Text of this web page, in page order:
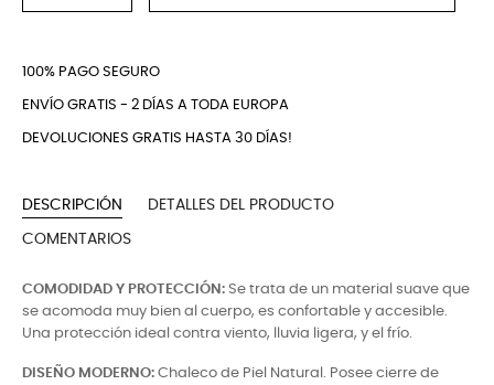
100% PAGO SEGURO
ENVÍO GRATIS - 2 DÍAS A TODA EUROPA
DEVOLUCIONES GRATIS HASTA 30 DÍAS!
DESCRIPCIÓN DETALLES DEL PRODUCTO
COMENTARIOS
COMODIDAD Y PROTECCIÓN: Se trata de un material suave que
se acomoda muy bien al cuerpo, es confortable y accesible.
Una protección ideal contra viento, lluvia ligera, y el frío.
DISEÑO MODERNO: Chaleco de Piel Natural. Posee cierre de